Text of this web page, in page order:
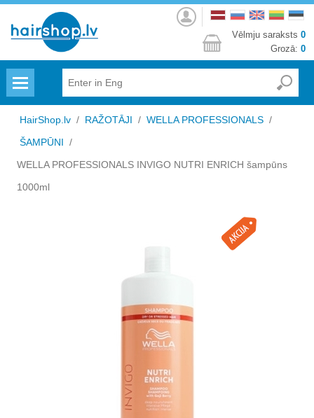
Autorizēties
Vēlmju saraksts 0
Grozā: 0
HairShop.lv / RAŽOTĀJI / WELLA PROFESSIONALS /
ŠAMPŪNI /
WELLA PROFESSIONALS INVIGO NUTRI ENRICH šampūns
1000ml